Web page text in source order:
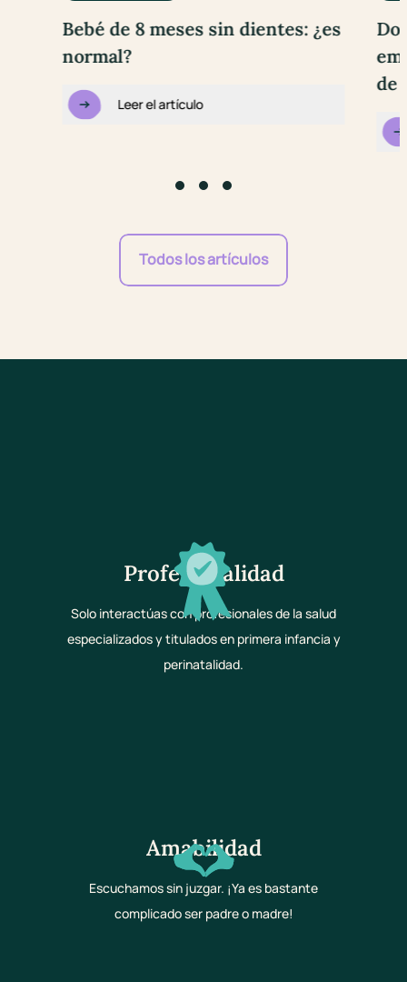
Bebé de 8 meses sin dientes: ¿es
normal?
Leer el artículo
de
Todos los artículos
Profesionalidad
Solo interactúas con profesionales de la salud
especializados y titulados en primera infancia y
perinatalidad.
Amabilidad
Escuchamos sin juzgar. ¡Ya es bastante
complicado ser padre o madre!